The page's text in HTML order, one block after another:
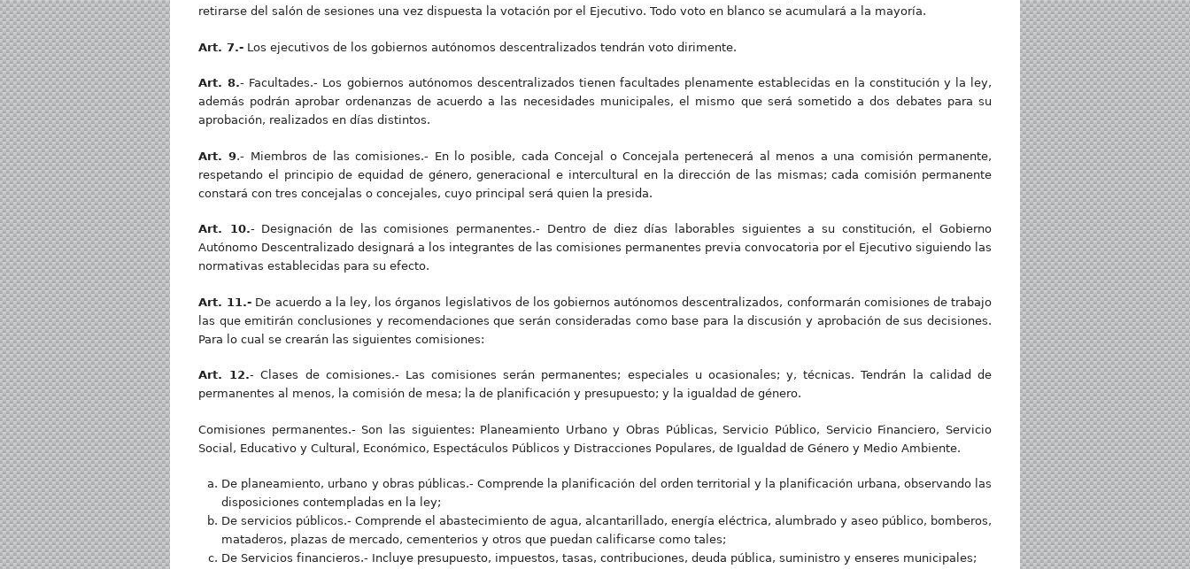
retirarse del salón de sesiones una vez dispuesta la votación por el Ejecutivo. Todo voto en blanco se acumulará a la mayoría.
Art. 7.- Los ejecutivos de los gobiernos autónomos descentralizados tendrán voto dirimente.
Art. 8.- Facultades.- Los gobiernos autónomos descentralizados tienen facultades plenamente establecidas en la constitución y la ley,
además podrán aprobar ordenanzas de acuerdo a las necesidades municipales, el mismo que será sometido a dos debates para su
aprobación, realizados en días distintos.
Art. 9.- Miembros de las comisiones.- En lo posible, cada Concejal o Concejala pertenecerá al menos a una comisión permanente,
respetando el principio de equidad de género, generacional e intercultural en la dirección de las mismas; cada comisión permanente
constará con tres concejalas o concejales, cuyo principal será quien la presida.
Art. 10.- Designación de las comisiones permanentes.- Dentro de diez días laborables siguientes a su constitución, el Gobierno
Autónomo Descentralizado designará a los integrantes de las comisiones permanentes previa convocatoria por el Ejecutivo siguiendo las
normativas establecidas para su efecto.
Art. 11.- De acuerdo a la ley, los órganos legislativos de los gobiernos autónomos descentralizados, conformarán comisiones de trabajo
las que emitirán conclusiones y recomendaciones que serán consideradas como base para la discusión y aprobación de sus decisiones.
Para lo cual se crearán las siguientes comisiones:
Art. 12.- Clases de comisiones.- Las comisiones serán permanentes; especiales u ocasionales; y, técnicas. Tendrán la calidad de
permanentes al menos, la comisión de mesa; la de planificación y presupuesto; y la igualdad de género.
Comisiones permanentes.- Son las siguientes: Planeamiento Urbano y Obras Públicas, Servicio Público, Servicio Financiero, Servicio
Social, Educativo y Cultural, Económico, Espectáculos Públicos y Distracciones Populares, de Igualdad de Género y Medio Ambiente.
De planeamiento, urbano y obras públicas.- Comprende la planificación del orden territorial y la planificación urbana, observando las
disposiciones contempladas en la ley;
De servicios públicos.- Comprende el abastecimiento de agua, alcantarillado, energía eléctrica, alumbrado y aseo público, bomberos,
mataderos, plazas de mercado, cementerios y otros que puedan calificarse como tales;
De Servicios financieros.- Incluye presupuesto, impuestos, tasas, contribuciones, deuda pública, suministro y enseres municipales;